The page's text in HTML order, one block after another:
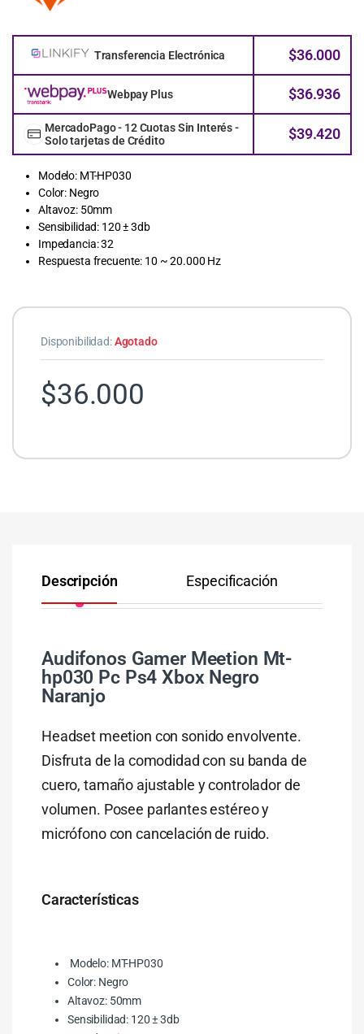
Transferencia Electrónica $36.000
Webpay Plus $36.936
MercadoPago - 12 Cuotas Sin Interés -
Solo tarjetas de Crédito
$39.420
Modelo: MT-HP030
Color: Negro
Altavoz: 50mm
Sensibilidad: 120 ± 3db
Impedancia: 32
Respuesta frecuente: 10 ~ 20.000 Hz
Disponibilidad:Agotado
$36.000
Descripción Especificación
Audifonos Gamer Meetion Mt-
hp030 Pc Ps4 Xbox Negro
Naranjo
Headset meetion con sonido envolvente.
Disfruta de la comodidad con su banda de
cuero, tamaño ajustable y controlador de
volumen. Posee parlantes estéreo y
micrófono con cancelación de ruido.
Características
Modelo: MT-HP030
Color: Negro
Altavoz: 50mm
Sensibilidad: 120 ± 3db